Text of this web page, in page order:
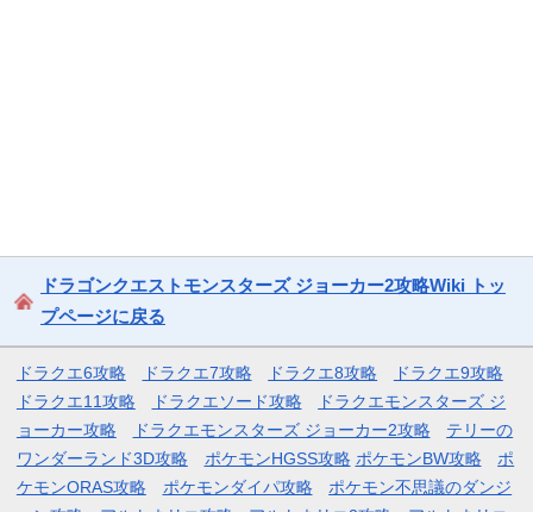
ドラゴンクエストモンスターズ ジョーカー2攻略Wiki トッ
プページに戻る
ドラクエ6攻略 ドラクエ7攻略 ドラクエ8攻略
ドラクエ9攻略
ドラクエ11攻略
ドラクエソード攻略
ドラクエモンスターズ ジ
ョーカー攻略
ドラクエモンスターズ ジョーカー2攻略
テリーの
ワンダーランド3D攻略
ポケモンHGSS攻略 ポケモンBW攻略
ポ
ケモンORAS攻略
ポケモンダイパ攻略
ポケモン不思議のダンジ